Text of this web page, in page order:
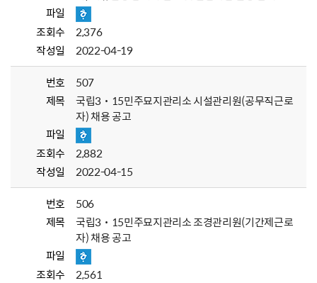
파일
조회수
2,376
작성일
2022-04-19
번호
507
제목
국립3˙15민주묘지관리소 시설관리원(공무직근로
자) 채용 공고
파일
조회수
2,882
작성일
2022-04-15
번호
506
제목
국립3˙15민주묘지관리소 조경관리원(기간제근로
자) 채용 공고
파일
조회수
2,561